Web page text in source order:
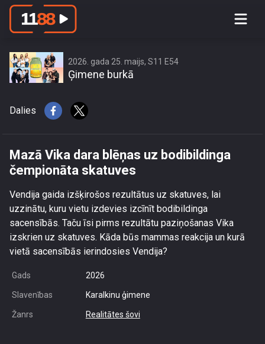
Mazā Vika dara blēņas uz
2026. gada 25. maijs, S11 E54
Ģimene burkā
Dalies
Mazā Vika dara blēņas uz bodibildinga
čempionāta skatuves
Vendija gaida izšķirošos rezultātus uz skatuves, lai
uzzinātu, kuru vietu izdevies izcīnīt bodibildinga
sacensībās. Taču īsi pirms rezultātu paziņošanas Vika
izskrien uz skatuves. Kāda būs mammas reakcija un kurā
vietā sacensībās ierindosies Vendija?
Gads 2026
Slavenības Karalkinu ģimene
Žanrs Realitātes šovi